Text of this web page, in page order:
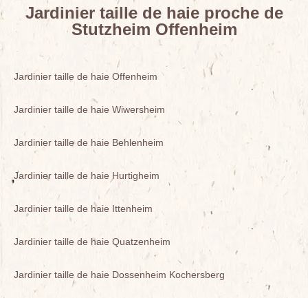
Jardinier taille de haie proche de
Stutzheim Offenheim
Jardinier taille de haie Offenheim
Jardinier taille de haie Wiwersheim
Jardinier taille de haie Behlenheim
Jardinier taille de haie Hurtigheim
Jardinier taille de haie Ittenheim
Jardinier taille de haie Quatzenheim
Jardinier taille de haie Dossenheim Kochersberg